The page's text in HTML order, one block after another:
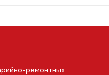
ремонтных